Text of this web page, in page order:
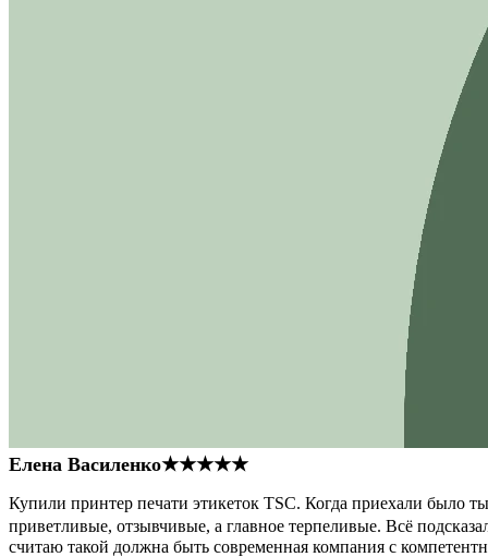
Елена Василенко★★★★★
Купили принтер печати этикеток TSC. Когда приехали было
приветливые, отзывчивые, а главное терпеливые. Всё
считаю такой должна быть современная компания с